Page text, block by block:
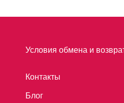
Условия обмена и
Контакты
Блог